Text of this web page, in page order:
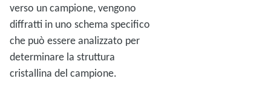
verso un campione, vengono
diffratti in uno schema specifico
che può essere analizzato per
determinare la struttura
cristallina del campione.